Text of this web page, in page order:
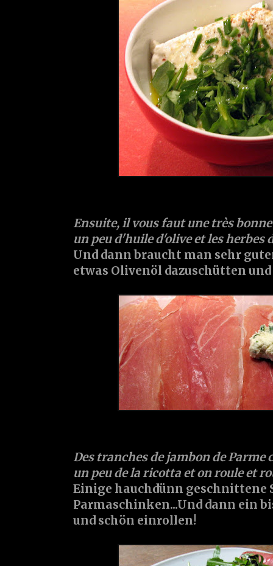
Ensuite, il vous faut une très
un peu d'huile d'olive et les herbes
Und dann braucht man sehr
etwas Olivenöl dazuschütten
Des tranches de jambon de Parme
un peu de la ricotta et on roule et
Einige hauchdünn geschnittene
Parmaschinken...Und dann ein
und schön einrollen!